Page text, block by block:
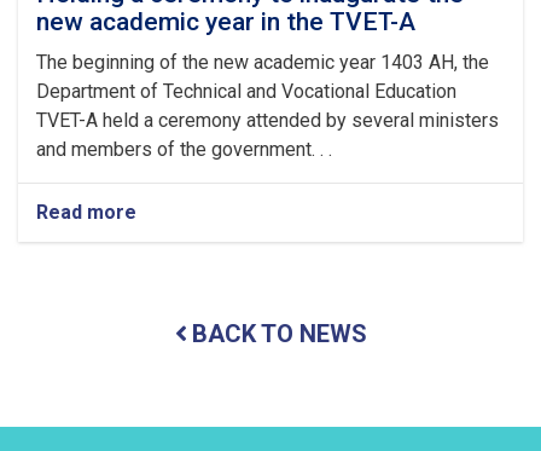
new academic year in the TVET-A
The beginning of the new academic year 1403 AH, the
Department of Technical and Vocational Education
TVET-A held a ceremony attended by several ministers
and members of the government. . .
Read more
Holding
inaugurate
year
BACK TO NEWS